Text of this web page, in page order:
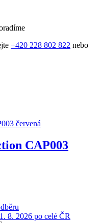
+420 228 802 822 nebo
CAP003
8. 2026 po celé ČR